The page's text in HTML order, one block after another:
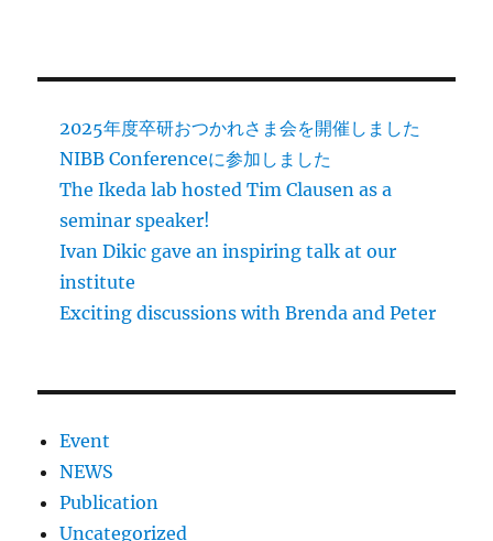
2025年度卒研おつかれさま会を開催しました
NIBB Conferenceに参加しました
The Ikeda lab hosted Tim Clausen as a
seminar speaker!
Ivan Dikic gave an inspiring talk at our
institute
Exciting discussions with Brenda and Peter
Event
NEWS
Publication
Uncategorized